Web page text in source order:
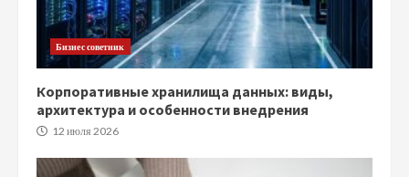
Бизнес советник
Корпоративные хранилища данных: виды,
архитектура и особенности внедрения
12 июля 2026